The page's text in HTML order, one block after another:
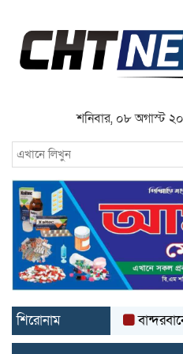
শনিবার, ০৮ অগাস্ট
শিরোনাম বান্দরবানে